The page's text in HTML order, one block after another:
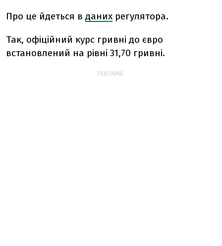
Про це йдеться в даних регулятора.
Так, офіційний курс гривні до євро
встановлений на рівні 31,70 гривні.
РЕКЛАМА: